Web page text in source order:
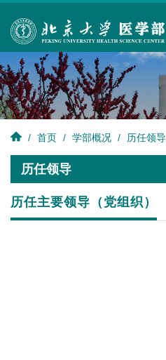
/ 首页 / 学部概况 / 历任领导
历任领导
历任主要领导（党组织）